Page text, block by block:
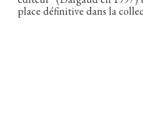
place définitive dans la